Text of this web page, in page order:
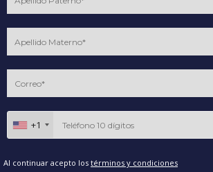
+1
Al continuar acepto los términos y condiciones